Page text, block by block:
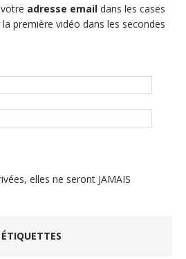
adresse email dans les cases
première vidéo dans les secondes
elles ne seront JAMAIS
ÉTIQUETTES